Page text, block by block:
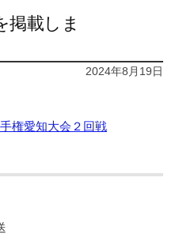
掲載しま
2024年8月19日
権愛知大会２回戦